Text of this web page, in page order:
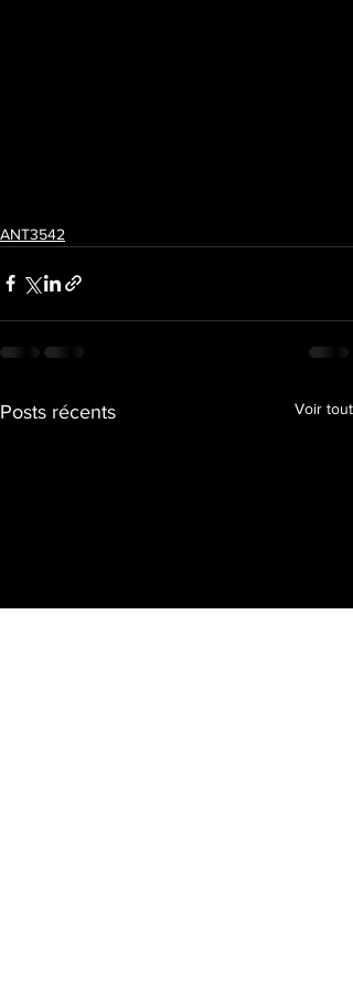
ANT3542
Posts récents Voir tout